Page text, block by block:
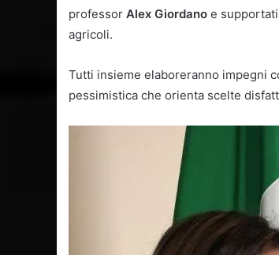
professor Alex Giordano e
agricoli.
Tutti insieme elaboreranno impegni
pessimistica che orienta scelte